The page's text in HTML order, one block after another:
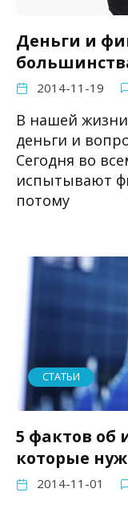
Деньги и
2014-11-19
В нашей
деньги и
Сегодня во
испытывают
потому
СТАТЬИ
5 фактов об
которые
2014-11-01